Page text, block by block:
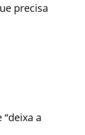
precisa
a